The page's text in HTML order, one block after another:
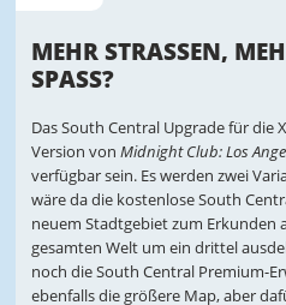
MEHR STRASSEN,
PASS?
Das South Central Upgrade für die
Version von Midnight Club: Los
verfügbar sein. Es werden zwei
wäre da die kostenlose South
neuem Stadtgebiet zum Erkunden
gesamten Welt um ein drittel
noch die South Central Premium-
ebenfalls die größere Map, aber